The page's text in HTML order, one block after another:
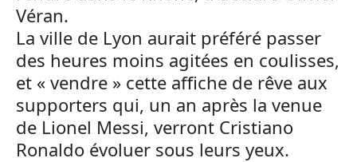
Véran.
La ville de Lyon aurait préféré passer
des heures moins agitées en coulisses,
et « vendre » cette affiche de rêve aux
supporters qui, un an après la venue
de Lionel Messi, verront Cristiano
Ronaldo évoluer sous leurs yeux.